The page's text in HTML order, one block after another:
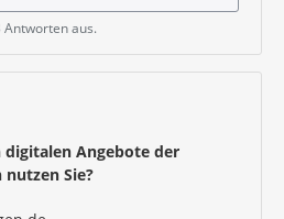
Antworten aus.
digitalen Angebote der
nutzen Sie?